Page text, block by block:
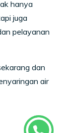
hanya
juga
pelayanan
dan
air